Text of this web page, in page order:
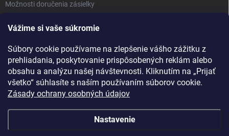
Vážime si vaše súkromie
Súbory cookie používame na zlepšenie vášho zážitku z
prehliadania, poskytovanie prispôsobených reklám alebo
obsahu a analýzu našej návštevnosti. Kliknutím na „Prijať
všetko“ súhlasíte s naším používaním súborov cookie.
Zásady ochrany osobných údajov
Nastavenie
Možnosti doručenia zásielky
vybrať?
Stropný sušiak bielizne na balkón: prečo si ho zvoliť? Týchto 7
benefitov si budete chváliť